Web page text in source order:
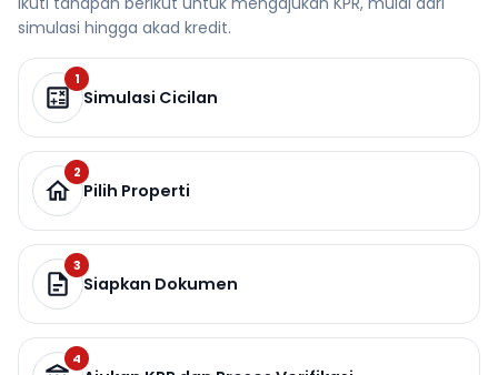
simulasi hingga akad kredit.
1
Simulasi Cicilan
2
Pilih Properti
3
Siapkan Dokumen
4